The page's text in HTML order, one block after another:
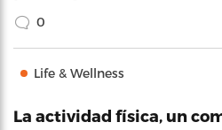
0
Life & Wellness
La actividad física, un